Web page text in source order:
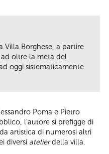
Villa Borghese, a partire
oltre la metà del
oggi sistematicamente
Poma e Pietro
l’autore si prefigge di
artistica di numerosi altri
diversi atelierdella villa.